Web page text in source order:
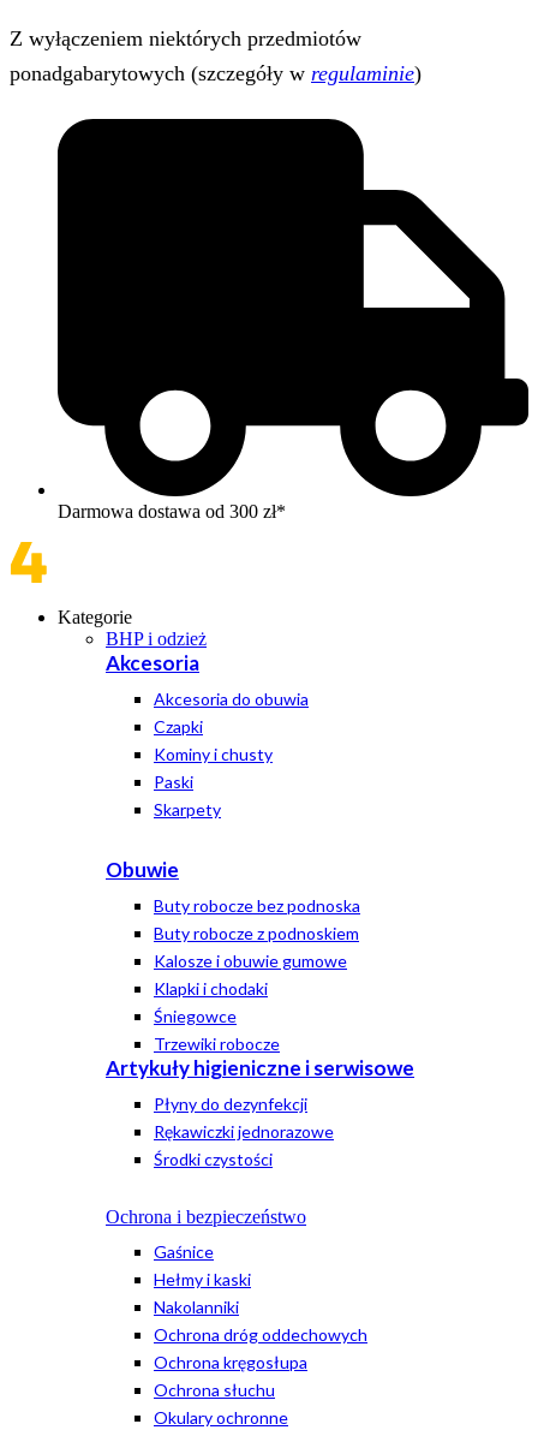
Z wyłączeniem niektórych przedmiotów
ponadgabarytowych (szczegóły w regulaminie)
Darmowa dostawa od 300 zł*
Kategorie
BHP i odzież
Akcesoria
Akcesoria do obuwia
Czapki
Kominy i chusty
Paski
Skarpety
Obuwie
Buty robocze bez podnoska
Buty robocze z podnoskiem
Kalosze i obuwie gumowe
Klapki i chodaki
Śniegowce
Trzewiki robocze
Artykuły higieniczne i serwisowe
Płyny do dezynfekcji
Rękawiczki jednorazowe
Środki czystości
Ochrona i bezpieczeństwo
Gaśnice
Hełmy i kaski
Nakolanniki
Ochrona dróg oddechowych
Ochrona kręgosłupa
Ochrona słuchu
Okulary ochronne